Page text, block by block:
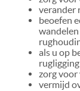
verander
beoefen
wandelen
als u op
zorg
vermijd